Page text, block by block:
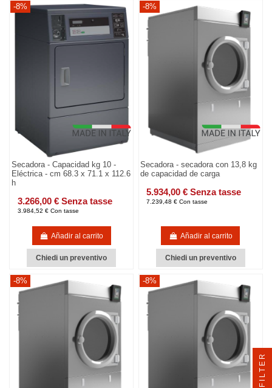
-8%
Secadora - Capacidad kg 10 -
Eléctrica - cm 68.3 x 71.1 x 112.6
h
3.266,00 € Senza tasse
3.984,52 € Con tasse
Añadir al carrito
Chiedi un preventivo
-8%
Secadora - secadora con 13,8 kg
de capacidad de carga
5.934,00 € Senza tasse
7.239,48 € Con tasse
Añadir al carrito
Chiedi un preventivo
-8% -8%
FILTER